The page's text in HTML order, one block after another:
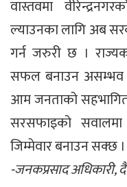
वास्तवमा
ल्याउनका लागि अब
गर्न जरुरी छ ।
सफल बनाउन असम्भव छ
आम जनताको
सरसफाइको
जिम्मेवार बनाउन सक्छ ।
-जनकप्रसाद